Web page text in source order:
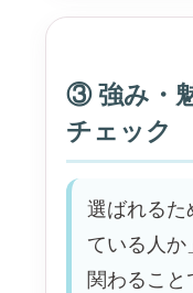
③ 強み・
チェック
選ばれるた
ている人か
関わるこ